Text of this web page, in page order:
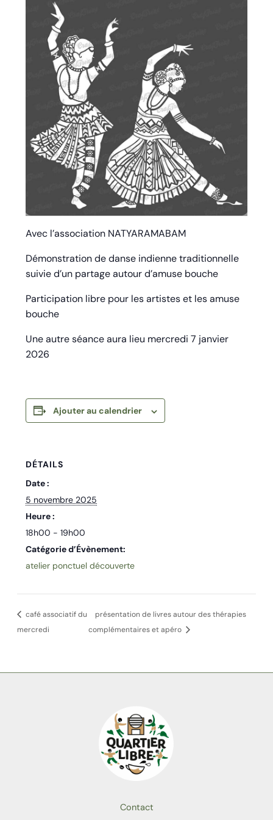
Avec l’association NATYARAMABAM
Démonstration de danse indienne traditionnelle
suivie d’un partage autour d’amuse bouche
Participation libre pour les artistes et les amuse
bouche
Une autre séance aura lieu mercredi 7 janvier
2026
Ajouter au calendrier
DÉTAILS
Date :
5 novembre 2025
Heure :
18h00 - 19h00
Catégorie d’Évènement:
atelier ponctuel découverte
café associatif du
mercredi
présentation de livres autour des thérapies
complémentaires et apéro
Contact